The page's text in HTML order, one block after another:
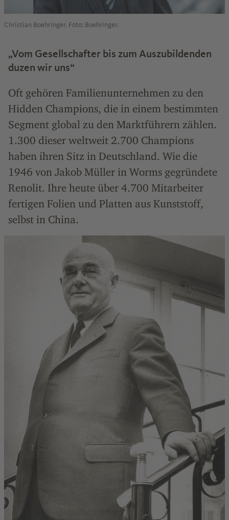
Christian Boehringer. Foto: Boehringer.
„Vom Gesellschafter bis zum Auszubildenden
duzen wir uns“
Oft gehören Familienunternehmen zu den
Hidden Champions, die in einem bestimmten
Segment global zu den Marktführern zählen.
1.300 dieser weltweit 2.700 Champions
haben ihren Sitz in Deutschland. Wie die
1946 von Jakob Müller in Worms gegründete
Renolit. Ihre heute über 4.700 Mitarbeiter
fertigen Folien und Platten aus Kunststoff,
selbst in China.